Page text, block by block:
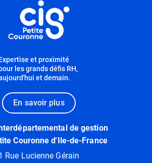
et proximité
les grands défis RH,
et demain.
En savoir plus
de gestion
Couronne d'Ile-de-France
Rue Lucienne Gérain